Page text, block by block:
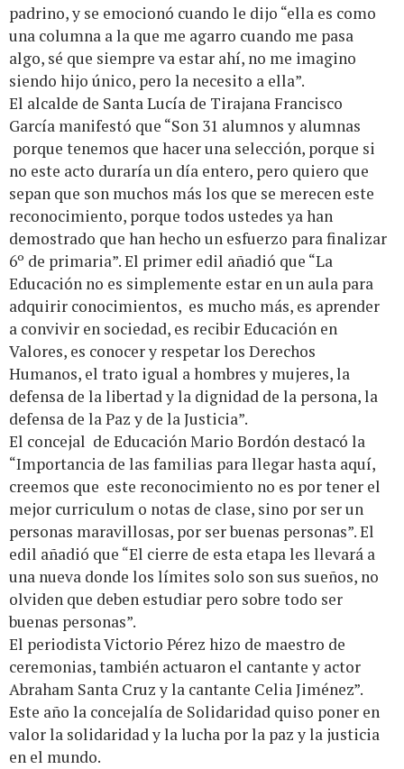
padrino, y se emocionó cuando le dijo “ella es como
una columna a la que me agarro cuando me pasa
algo, sé que siempre va estar ahí, no me imagino
siendo hijo único, pero la necesito a ella”.
El alcalde de Santa Lucía de Tirajana Francisco
García manifestó que “Son 31 alumnos y alumnas
porque tenemos que hacer una selección, porque si
no este acto duraría un día entero, pero quiero que
sepan que son muchos más los que se merecen este
reconocimiento, porque todos ustedes ya han
demostrado que han hecho un esfuerzo para finalizar
6º de primaria”. El primer edil añadió que “La
Educación no es simplemente estar en un aula para
adquirir conocimientos, es mucho más, es aprender
a convivir en sociedad, es recibir Educación en
Valores, es conocer y respetar los Derechos
Humanos, el trato igual a hombres y mujeres, la
defensa de la libertad y la dignidad de la persona, la
defensa de la Paz y de la Justicia”.
El concejal de Educación Mario Bordón destacó la
“Importancia de las familias para llegar hasta aquí,
creemos que este reconocimiento no es por tener el
mejor curriculum o notas de clase, sino por ser un
personas maravillosas, por ser buenas personas”. El
edil añadió que “El cierre de esta etapa les llevará a
una nueva donde los límites solo son sus sueños, no
olviden que deben estudiar pero sobre todo ser
buenas personas”.
El periodista Victorio Pérez hizo de maestro de
ceremonias, también actuaron el cantante y actor
Abraham Santa Cruz y la cantante Celia Jiménez”.
Este año la concejalía de Solidaridad quiso poner en
valor la solidaridad y la lucha por la paz y la justicia
en el mundo.